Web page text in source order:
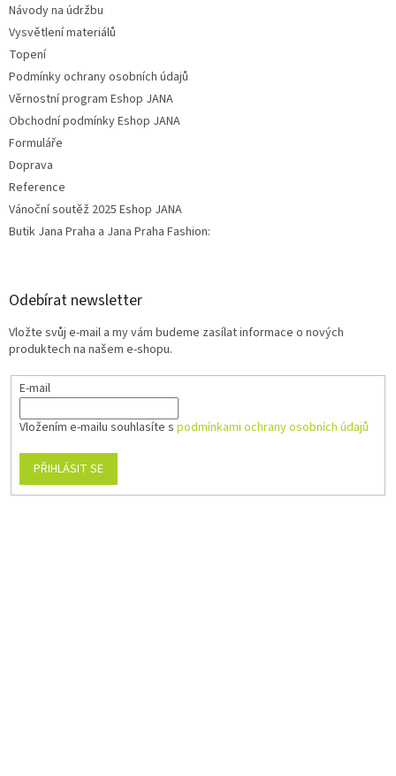
Návody na údržbu
Vysvětlení materiálů
Topení
Podmínky ochrany osobních údajů
Věrnostní program Eshop JANA
Obchodní podmínky Eshop JANA
Formuláře
Doprava
Reference
Vánoční soutěž 2025 Eshop JANA
Butik Jana Praha a Jana Praha Fashion:
Odebírat newsletter
Vložte svůj e-mail a my vám budeme zasílat informace o nových
produktech na našem e-shopu.
E-mail
Vložením e-mailu souhlasíte s podmínkami ochrany osobních údajů
PŘIHLÁSIT SE